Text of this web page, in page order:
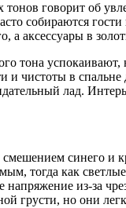
говорит об
собираются
а аксессуары в
тона
и чистоты в
лад.
синего и
тогда как
из-за
грусти, но они